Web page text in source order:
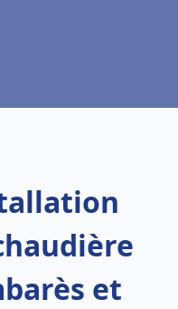
et